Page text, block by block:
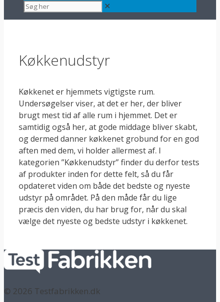
✕
Køkkenudstyr
Køkkenet er hjemmets vigtigste rum.
Undersøgelser viser, at det er her, der bliver
brugt mest tid af alle rum i hjemmet. Det er
samtidig også her, at gode middage bliver skabt,
og dermed danner køkkenet grobund for en god
aften med dem, vi holder allermest af. I
kategorien ”Køkkenudstyr” finder du derfor tests
af produkter inden for dette felt, så du får
opdateret viden om både det bedste og nyeste
udstyr på området. På den måde får du lige
præcis den viden, du har brug for, når du skal
vælge det nyeste og bedste udstyr i køkkenet.
© 2026 Testfabrikken.dk